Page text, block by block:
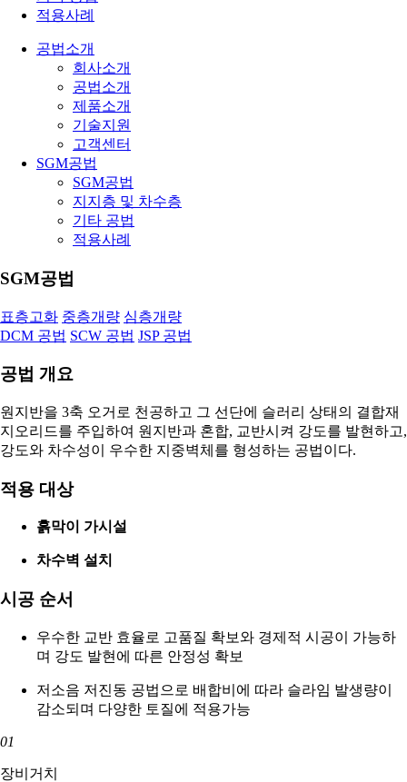
적용사례
공법소개
회사소개
공법소개
제품소개
기술지원
고객센터
SGM공법
SGM공법
지지층 및 차수층
기타 공법
적용사례
SGM공법
표층고화 중층개량 심층개량
DCM 공법 SCW 공법 JSP 공법
공법 개요
원지반을 3축 오거로 천공하고 그 선단에 슬러리 상태의 결합재
지오리드를 주입하여 원지반과 혼합, 교반시켜 강도를 발현하고,
강도와 차수성이 우수한 지중벽체를 형성하는 공법이다.
적용 대상
흙막이 가시설
차수벽 설치
시공 순서
우수한 교반 효율로 고품질 확보와 경제적 시공이 가능하
며 강도 발현에 따른 안정성 확보
저소음 저진동 공법으로 배합비에 따라 슬라임 발생량이
감소되며 다양한 토질에 적용가능
01
장비거치